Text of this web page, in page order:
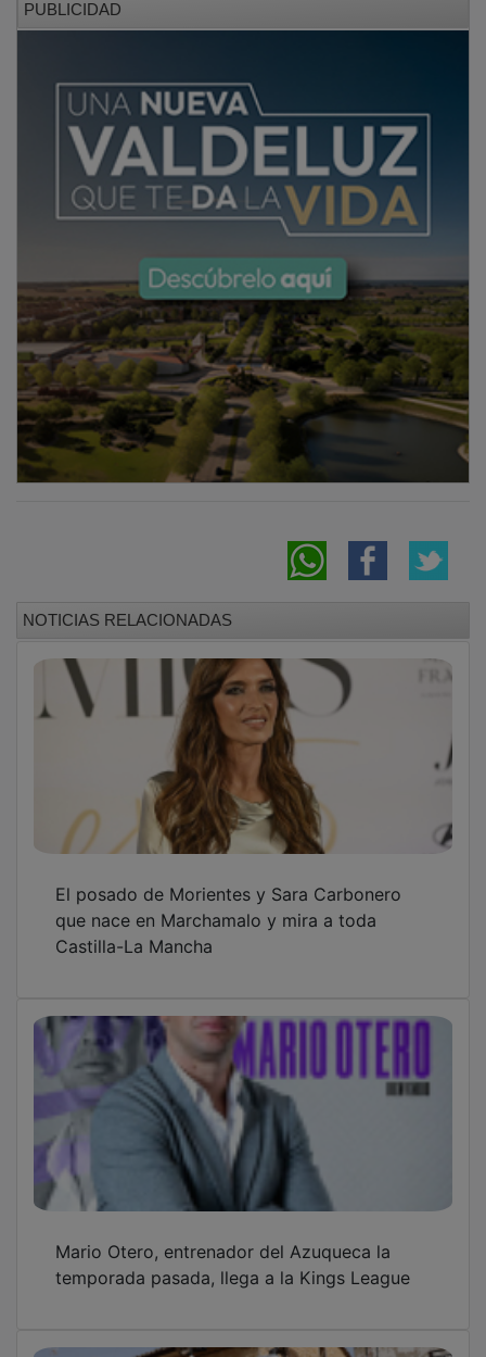
que nace en Marchamalo y mira a toda
Castilla-La Mancha
temporada pasada, llega a la Kings League